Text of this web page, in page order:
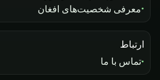
معرفی شخصیت‌های افغان
ارتباط
تماس با ما